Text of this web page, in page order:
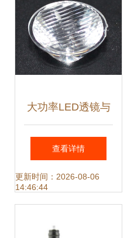
大功率LED透镜与
XJ20单粒透镜 高
效光学的完美结合
查看详情
更新时间：2026-08-06
14:46:44